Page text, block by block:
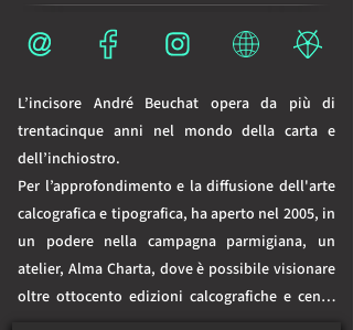
L’incisore André Beuchat opera da più di
trentacinque anni nel mondo della carta e
dell’inchiostro.
Per l’approfondimento e la diffusione dell'arte
calcografica e tipografica, ha aperto nel 2005, in
un podere nella campagna parmigiana, un
atelier, Alma Charta, dove è possibile visionare
oltre ottocento edizioni calcografiche e cento